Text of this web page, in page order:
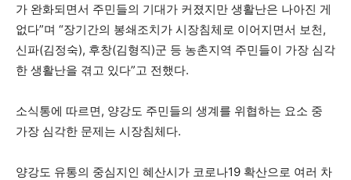
가 완화되면서 주민들의 기대가 커졌지만 생활난은 나아진 게
없다”며 “장기간의 봉쇄조치가 시장침체로 이어지면서 보천,
신파(김정숙), 후창(김형직)군 등 농촌지역 주민들이 가장 심각
한 생활난을 겪고 있다”고 전했다.
소식통에 따르면, 양강도 주민들의 생계를 위협하는 요소 중
가장 심각한 문제는 시장침체다.
양강도 유통의 중심지인 혜산시가 코로나19 확산으로 여러 차